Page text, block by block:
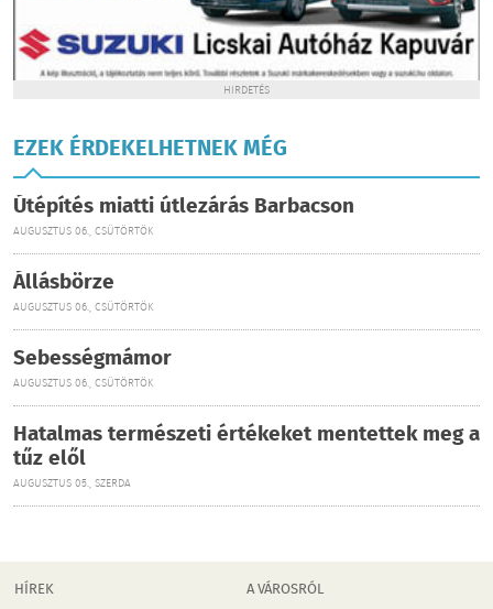
HIRDETÉS
EZEK ÉRDEKELHETNEK MÉG
Útépítés miatti útlezárás Barbacson
AUGUSZTUS 06., CSÜTÖRTÖK
Állásbörze
AUGUSZTUS 06., CSÜTÖRTÖK
Sebességmámor
AUGUSZTUS 06., CSÜTÖRTÖK
Hatalmas természeti értékeket mentettek meg a
tűz elől
AUGUSZTUS 05., SZERDA
HÍREK
A VÁROSRÓL